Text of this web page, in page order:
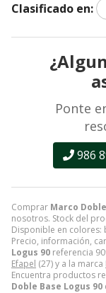
Comprar Marco
nosotros. Stock del
Disponible en colores:
Precio, información,
Logus 90 referencia
Efapel (27) y a la marca
Encuentra productos
Doble Base Logus 90
Clasificado en:
Ponte
986